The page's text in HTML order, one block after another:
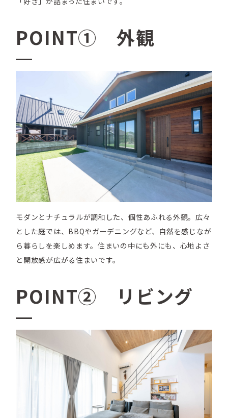
POINT① 外観
モダンとナチュラルが調和した、個性あふれる外観。広々
とした庭では、BBQやガーデニングなど、自然を感じなが
ら暮らしを楽しめます。住まいの中にも外にも、心地よさ
と開放感が広がる住まいです。
POINT② リビング